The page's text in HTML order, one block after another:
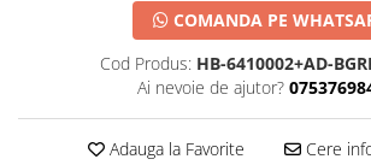
COMANDA PE
Cod Produs: HB-6410002+AD-
Ai nevoie de ajutor?
Adauga la Favorite Cere